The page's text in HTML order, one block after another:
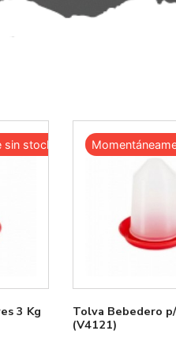
stock
3 Kg
Tolva Bebedero
(V4121)